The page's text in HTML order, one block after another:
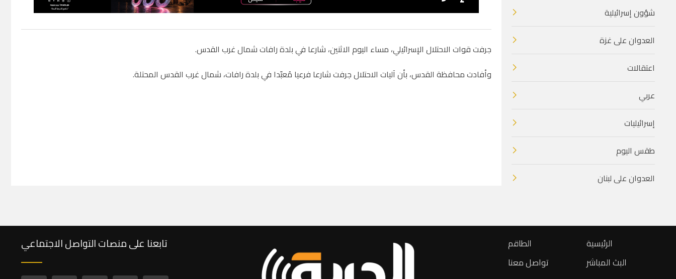
جرفت قوات الاحتلال الإسرائيلي، مساء اليوم الاثنين، شارعا في بلدة رافات شمال غرب القدس.
وأفادت محافظة القدس، بأن آليات الاحتلال جرفت شارعا فرعيا مُعبّدا في بلدة رافات، شمال غرب القدس المحتلة.
شؤون إسرائيلية
العدوان على غزة
اعتقالات
عربي
إسرائيليات
طقس اليوم
العدوان على لبنان
تابعنا على منصات التواصل الاجتماعي
الطاقم
تواصل معنا
الرئيسية
البث المباشر